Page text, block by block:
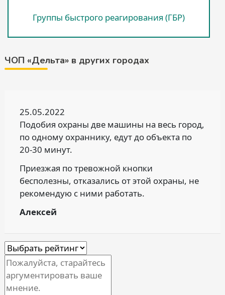
Группы быстрого реагирования (ГБР)
ЧОП «Дельта» в других городах
25.05.2022
Подобия охраны две машины на весь город,
по одному охраннику, едут до объекта по
20-30 минут.
Приезжая по тревожной кнопки
бесполезны, отказались от этой охраны, не
рекомендую с ними работать.
Алексей